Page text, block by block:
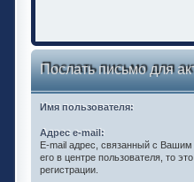
Послать письмо для
Имя пользователя:
Адрес e-mail:
E-mail адрес, связанный с
его в центре пользователя, то
регистрации.